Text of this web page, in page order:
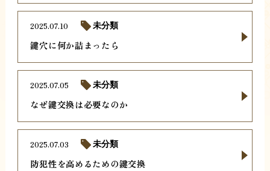
鍵穴に何か詰まったら
2025.07.10 未分類
なぜ鍵交換は必要なのか
2025.07.05 未分類
防犯性を高めるための鍵交換
2025.07.03 未分類